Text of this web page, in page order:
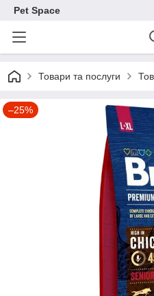
Pet Space
Товари та послуги
–25%